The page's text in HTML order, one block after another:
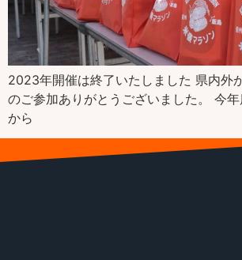
2023年開催は終了いたしました 県内外
のご参加ありがとうございました。 今
から